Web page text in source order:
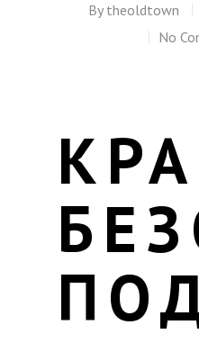
By theoldtown
No